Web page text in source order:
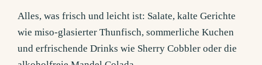
Alles, was frisch und leicht ist: Salate, kalte Gerichte
wie miso-glasierter Thunfisch, sommerliche Kuchen
und erfrischende Drinks wie Sherry Cobbler oder die